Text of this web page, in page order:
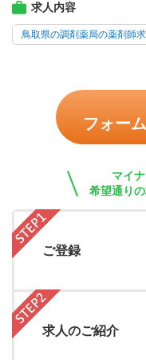
求人内容
鳥取県の調剤薬局の薬剤師
フォー
マイ
希望通り
ご登録
求人のご紹介